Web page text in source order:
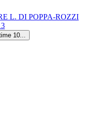
L. DI POPPA-ROZZI
10...